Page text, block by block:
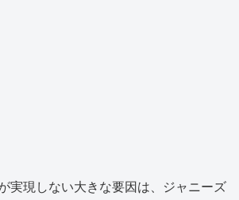
実現しない大きな要因は、ジャニーズ